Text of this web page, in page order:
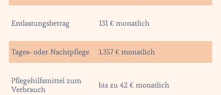
Entlastungsbetrag 131 € monatlich
Tages- oder Nachtpflege 1.357 € monatlich
Pflegehilfsmittel zum
Verbrauch
bis zu 42 € monatlich